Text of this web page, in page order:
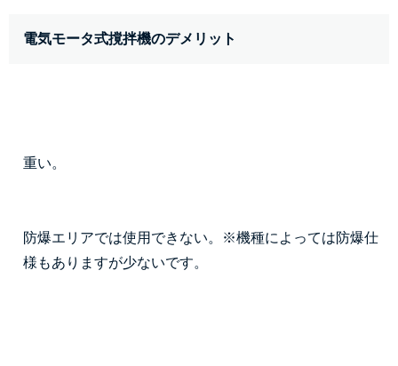
電気モータ式撹拌機のデメリット
重い。
防爆エリアでは使用できない。※機種によっては防爆仕
様もありますが少ないです。